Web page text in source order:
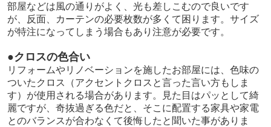
部屋などは風の通りがよく、光も差しこむので良いです
が、反面、カーテンの必要枚数が多くて困ります。サイズ
が特注になってしまう場合もあり注意が必要です。
●クロスの色合い
リフォームやリノベーションを施したお部屋には、色味の
ついたクロス（アクセントクロスと言った言い方もしま
す）が使用される場合があります。見た目はパッとして綺
麗ですが、奇抜過ぎる色だと、そこに配置する家具や家電
とのバランスが合わなくて後悔したと聞いた事がありま